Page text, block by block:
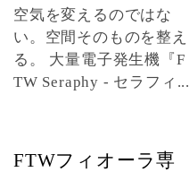
空気を変えるのではな
い。空間そのものを整え
る。 大量電子発生機『F
TW Seraphy - セラフィ...
FTWフィオーラ専